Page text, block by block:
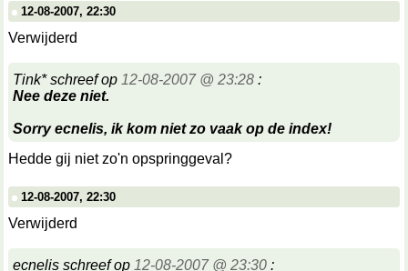
12-08-2007, 22:30
Verwijderd
Tink* schreef op 12-08-2007 @ 23:28 :
Nee deze niet.
Sorry ecnelis, ik kom niet zo vaak op de index!
Hedde gij niet zo'n opspringgeval?
12-08-2007, 22:30
Verwijderd
ecnelis schreef op 12-08-2007 @ 23:30 :